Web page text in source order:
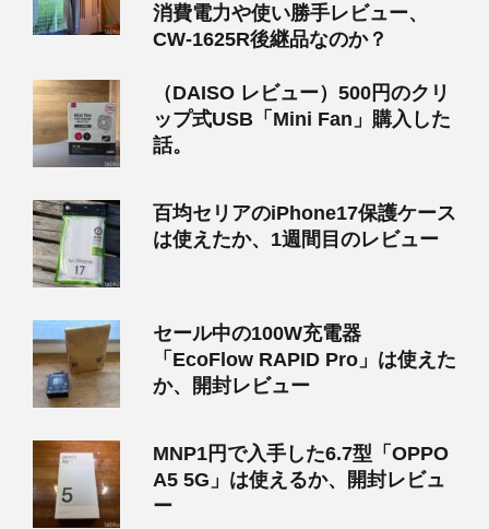
消費電力や使い勝手レビュー、
CW-1625R後継品なのか？
（DAISO レビュー）500円のクリ
ップ式USB「Mini Fan」購入した
話。
百均セリアのiPhone17保護ケース
は使えたか、1週間目のレビュー
セール中の100W充電器
「EcoFlow RAPID Pro」は使えた
か、開封レビュー
MNP1円で入手した6.7型「OPPO
A5 5G」は使えるか、開封レビュ
ー